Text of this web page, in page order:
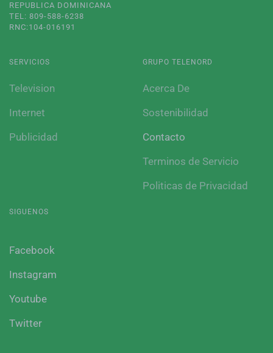
REPUBLICA DOMINICANA
TEL: 809-588-6238
RNC:104-016191
SERVICIOS
Television
Internet
Publicidad
GRUPO TELENORD
Acerca De
Sostenibilidad
Contacto
Terminos de Servicio
Politicas de Privacidad
SIGUENOS
Facebook
Instagram
Youtube
Twitter